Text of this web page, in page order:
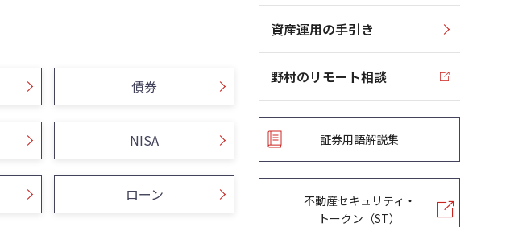
債券
NISA
ローン
資産運用の手引き
野村のリモート相談
証券用語解説集
不動産セキュリティ・
トークン（ST）